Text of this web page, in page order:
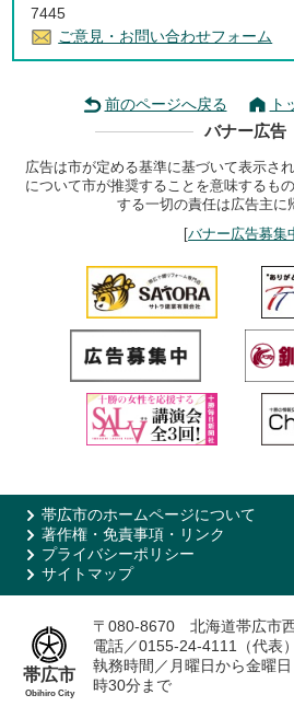
7445
ご意見・お問い合わせフォーム
前のページへ戻る ト
バナー広告
広告は市が定める基準に基づいて表示さ
について市が推奨することを意味するも
する一切の責任は広告主に
[バナー広告募集
帯広市のホームページについて
著作権・免責事項・リンク
プライバシーポリシー
サイトマップ
帯広市
Obihiro City
〒080-8670 北海道帯広市
電話／0155-24-4111（代表）
執務時間／月曜日から金曜
時30分まで